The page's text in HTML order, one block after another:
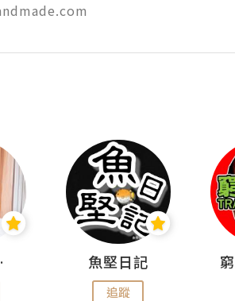
魚堅日記
追蹤